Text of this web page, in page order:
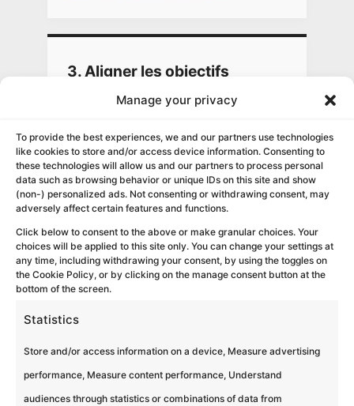
Manage your privacy
To provide the best experiences, we and our partners use technologies
like cookies to store and/or access device information. Consenting to
these technologies will allow us and our partners to process personal
data such as browsing behavior or unique IDs on this site and show
(non-) personalized ads. Not consenting or withdrawing consent, may
adversely affect certain features and functions.
Click below to consent to the above or make granular choices. Your
choices will be applied to this site only. You can change your settings at
any time, including withdrawing your consent, by using the toggles on
the Cookie Policy, or by clicking on the manage consent button at the
bottom of the screen.
Statistics
Store and/or access information on a device, Measure advertising
performance, Measure content performance, Understand
audiences through statistics or combinations of data from
3. Aligner les objectifs
À travers des défis de co-construction ou
prend conscience que sa performance
individuelle sert directement la réussite
macro et la synergie du collectif.
SYNERGIE & VISION
expérientielle en
action